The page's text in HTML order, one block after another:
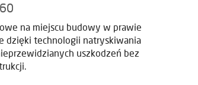
na miejscu budowy w prawie
dzięki technologii natryskiwania
uszkodzeń bez